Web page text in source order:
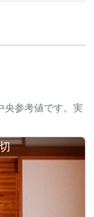
央参考値です。実